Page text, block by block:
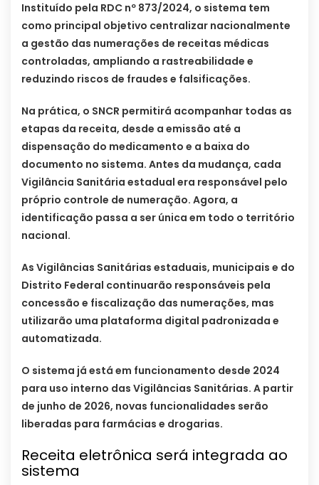
Instituído pela RDC nº 873/2024, o sistema tem
como principal objetivo centralizar nacionalmente
a gestão das numerações de receitas médicas
controladas, ampliando a rastreabilidade e
reduzindo riscos de fraudes e falsificações.
Na prática, o SNCR permitirá acompanhar todas as
etapas da receita, desde a emissão até a
dispensação do medicamento e a baixa do
documento no sistema. Antes da mudança, cada
Vigilância Sanitária estadual era responsável pelo
próprio controle de numeração. Agora, a
identificação passa a ser única em todo o território
nacional.
As Vigilâncias Sanitárias estaduais, municipais e do
Distrito Federal continuarão responsáveis pela
concessão e fiscalização das numerações, mas
utilizarão uma plataforma digital padronizada e
automatizada.
O sistema já está em funcionamento desde 2024
para uso interno das Vigilâncias Sanitárias. A partir
de junho de 2026, novas funcionalidades serão
liberadas para farmácias e drogarias.
Receita eletrônica será integrada ao
sistema